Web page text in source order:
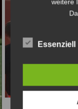
weitere
Essenziell